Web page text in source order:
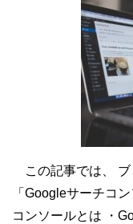
この記事では、 ブ
「Googleサーチコ
コンソールとは ・